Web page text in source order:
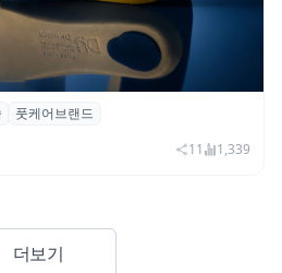
동 발 건강 위한 ‘닥터포
풋케어브랜드
11 1,339
더보기